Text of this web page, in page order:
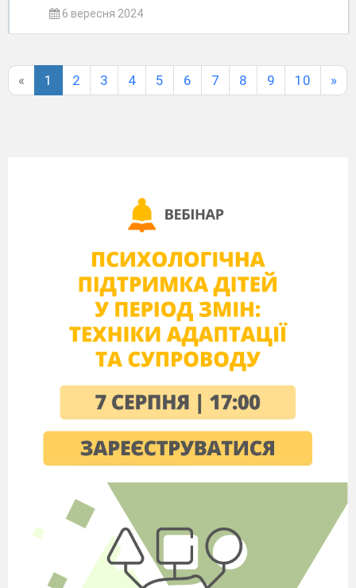
6 вересня 2024
« 1 2 3 4 5 6 7 8 9 10 »